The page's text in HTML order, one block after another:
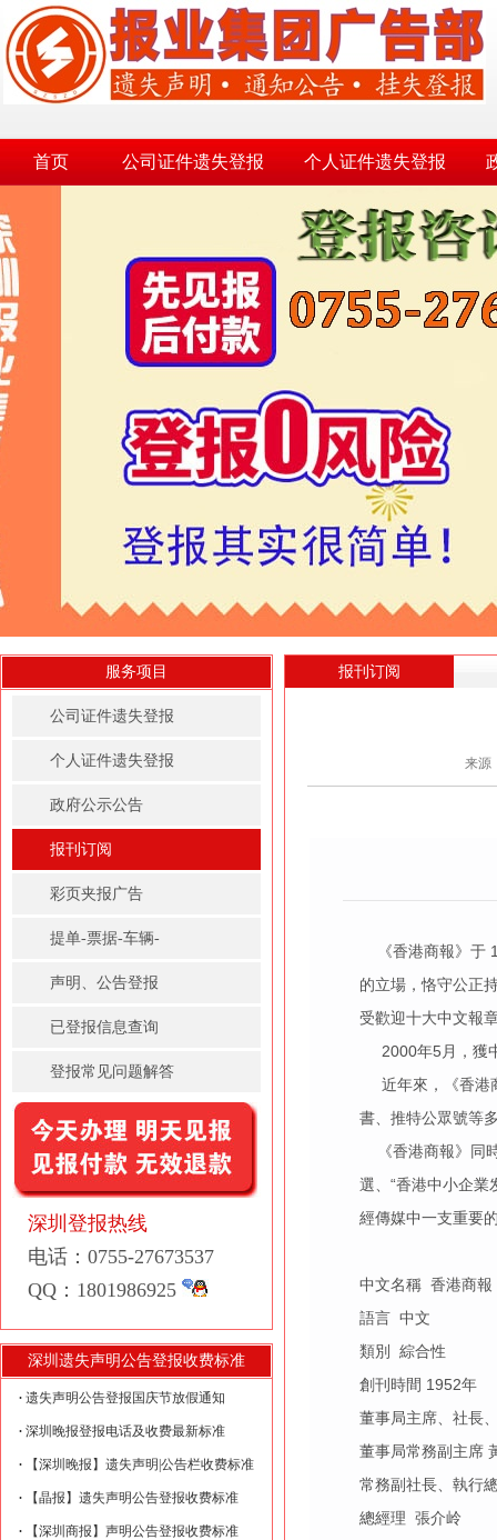
首页 公司证件遗失登报 个人证件遗失登报
服务项目
公司证件遗失登报
个人证件遗失登报
政府公示公告
报刊订阅
彩页夹报广告
提单-票据-车辆-
房屋租赁凭证登报
声明、公告登报
已登报信息查询
登报常见问题解答
深圳登报热线
电话：0755-27673537
QQ：1801986925
深圳遗失声明公告登报收费标准
遗失声明公告登报国庆节放假通知
深圳晚报登报电话及收费最新标准
【深圳晚报】遗失声明|公告栏收费标准
【晶报】遗失声明公告登报收费标准
【深圳商报】声明公告登报收费标准
报刊订阅
来源
《香港商報》于
的立場，恪守公正
受歡迎十大中文報
2000年5月，獲
近年來，《香港
書、推特公眾號等
《香港商報》同
選、“香港中小企
經傳媒中一支重要
中文名稱 香港商報
語言 中文
類別 綜合性
創刊時間 1952年
董事局主席、社長
董事局常務副主席
常務副社長、執行
總經理 張介岭